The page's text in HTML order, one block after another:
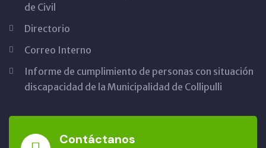
de Civil
Directorio
Correo Interno
Informe de cumplimiento de personas con situación
discapacidad de la Municipalidad de Collipulli
Contáctanos